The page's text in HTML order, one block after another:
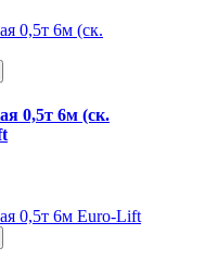
0,5т 6м (ск.